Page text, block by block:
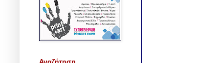
Αναζήτηση